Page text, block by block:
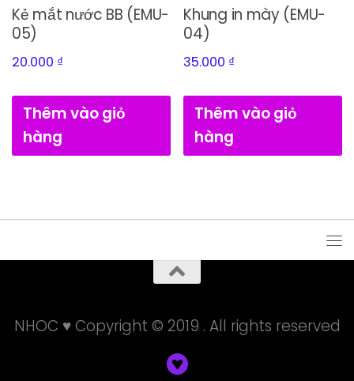
Kẻ mắt nước BB (EMU-
05)
20.000 ₫
Thêm vào giỏ
hàng
Khung in mày (EMU-
04)
35.000 ₫
Thêm vào giỏ
hàng
NHOC ♥ Copyright © 2019 . All rights reserved